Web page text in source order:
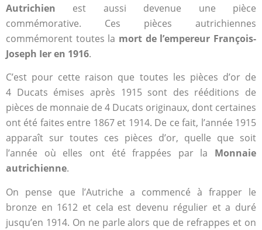
Autrichien est aussi devenue une pièce
commémorative. Ces pièces autrichiennes
commémorent toutes la mort de l’empereur François-
Joseph Ier en 1916.
C’est pour cette raison que toutes les pièces d’or de
4 Ducats émises après 1915 sont des rééditions de
pièces de monnaie de 4 Ducats originaux, dont certaines
ont été faites entre 1867 et 1914. De ce fait, l’année 1915
apparaît sur toutes ces pièces d’or, quelle que soit
l’année où elles ont été frappées par la Monnaie
autrichienne.
On pense que l’Autriche a commencé à frapper le
bronze en 1612 et cela est devenu régulier et a duré
jusqu’en 1914. On ne parle alors que de refrappes et on